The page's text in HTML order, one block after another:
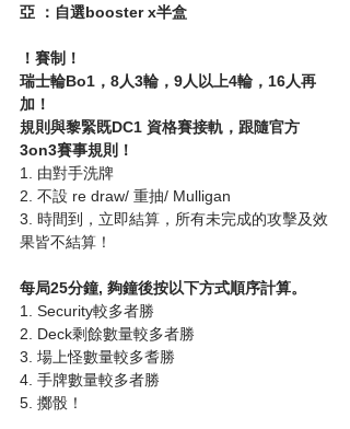
亞 ：自選booster x半盒
！賽制！
瑞士輪Bo1，8人3輪，9人以上4輪，16人再
加！
規則與黎緊既DC1 資格賽接軌，跟隨官方
3on3賽事規則！
1. 由對手洗牌
2. 不設 re draw/ 重抽/ Mulligan
3. 時間到，立即結算，所有未完成的攻擊及效
果皆不結算！
每局25分鐘, 夠鐘後按以下方式順序計算。
1. Security較多者勝
2. Deck剩餘數量較多者勝
3. 場上怪數量較多耆勝
4. 手牌數量較多者勝
5. 擲骰！